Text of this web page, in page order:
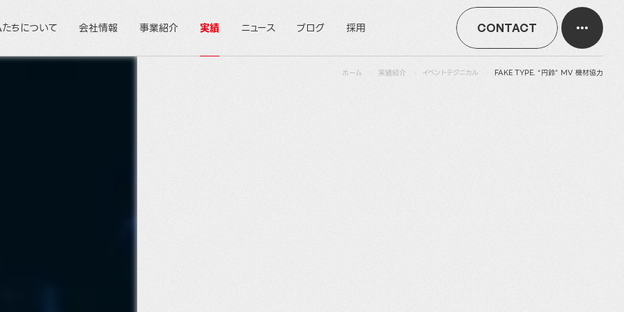
CONTACT
ちについて 会社情報 事業紹介 実績 ニュース ブログ 採用
ホーム 実績紹介 イベントテクニカル FAKE TYPE. “円鈴” MV 機材協力